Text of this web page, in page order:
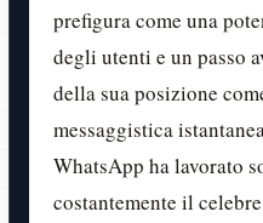
prefigura come una
degli utenti e un passo
della sua posizione
messaggistica
WhatsApp ha lavorato
costantemente il